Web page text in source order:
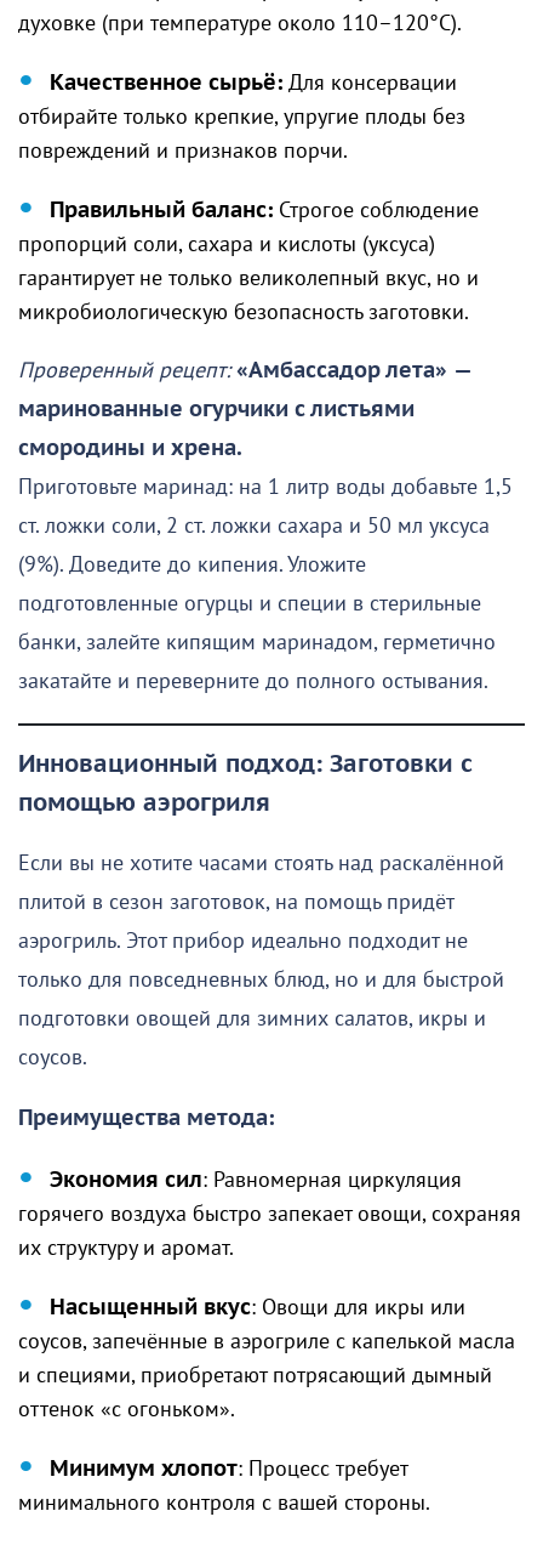
духовке (при температуре около 110–120°C).
Качественное сырьё: Для консервации
отбирайте только крепкие, упругие плоды без
повреждений и признаков порчи.
Правильный баланс: Строгое соблюдение
пропорций соли, сахара и кислоты (уксуса)
гарантирует не только великолепный вкус, но и
микробиологическую безопасность заготовки.
Проверенный рецепт:«Амбассадор лета» —
маринованные огурчики с листьями
смородины и хрена.
Приготовьте маринад: на 1 литр воды добавьте 1,5
ст. ложки соли, 2 ст. ложки сахара и 50 мл уксуса
(9%). Доведите до кипения. Уложите
подготовленные огурцы и специи в стерильные
банки, залейте кипящим маринадом, герметично
закатайте и переверните до полного остывания.
Инновационный подход: Заготовки с
помощью аэрогриля
Если вы не хотите часами стоять над раскалённой
плитой в сезон заготовок, на помощь придёт
аэрогриль. Этот прибор идеально подходит не
только для повседневных блюд, но и для быстрой
подготовки овощей для зимних салатов, икры и
соусов.
Преимущества метода:
Экономия сил: Равномерная циркуляция
горячего воздуха быстро запекает овощи, сохраняя
их структуру и аромат.
Насыщенный вкус: Овощи для икры или
соусов, запечённые в аэрогриле с капелькой масла
и специями, приобретают потрясающий дымный
оттенок «с огоньком».
Минимум хлопот: Процесс требует
минимального контроля с вашей стороны.